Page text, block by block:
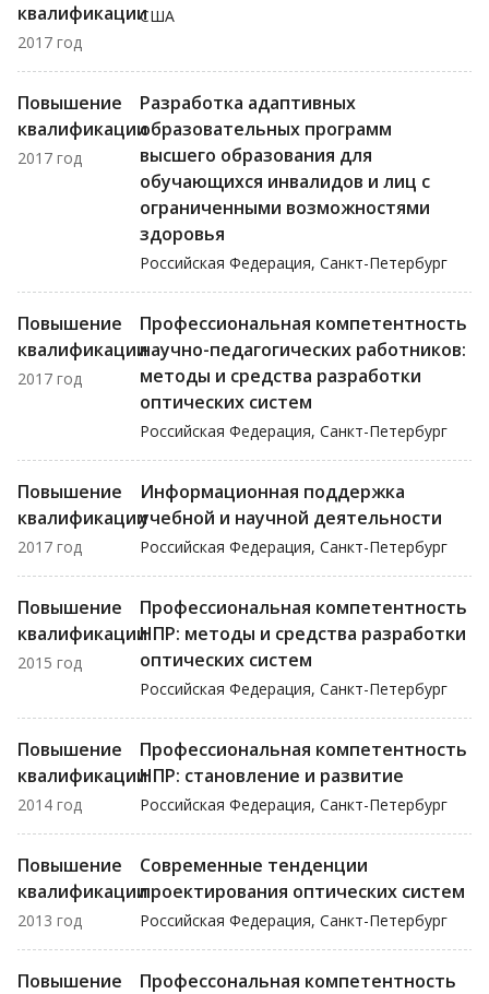
квалификации
2017 год
США
Повышение
квалификации
2017 год
Разработка адаптивных
образовательных программ
высшего образования для
обучающихся инвалидов и лиц с
ограниченными возможностями
здоровья
Российская Федерация, Санкт-Петербург
Повышение
квалификации
2017 год
Профессиональная компетентность
научно-педагогических работников:
методы и средства разработки
оптических систем
Российская Федерация, Санкт-Петербург
Повышение
квалификации
2017 год
Информационная поддержка
учебной и научной деятельности
Российская Федерация, Санкт-Петербург
Повышение
квалификации
2015 год
Профессиональная компетентность
НПР: методы и средства разработки
оптических систем
Российская Федерация, Санкт-Петербург
Повышение
квалификации
2014 год
Профессиональная компетентность
НПР: становление и развитие
Российская Федерация, Санкт-Петербург
Повышение
квалификации
2013 год
Современные тенденции
проектирования оптических систем
Российская Федерация, Санкт-Петербург
Повышение
Профессональная компетентность